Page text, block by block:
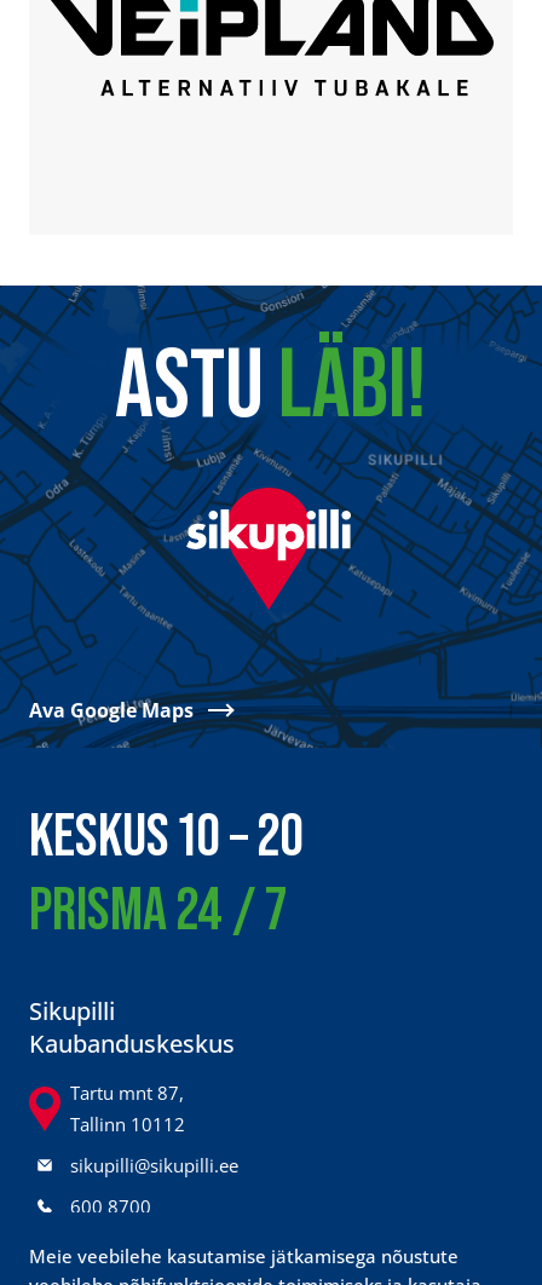
ASTU LÄBI!
Ava Google Maps
KESKUS 10 – 20
PRISMA 24 / 7
Sikupilli
Kaubanduskeskus
Tartu mnt 87,
Tallinn 10112
sikupilli@sikupilli.ee
600 8700
@sikupillikeskus
Meie veebilehe kasutamise jätkamisega nõustute